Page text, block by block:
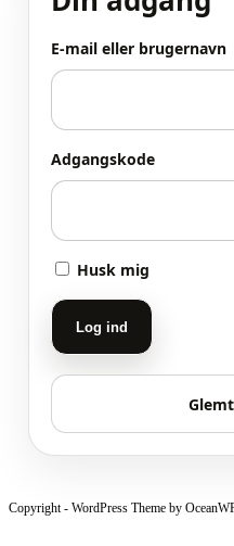
E-mail eller brugernavn
Adgangskode
Husk mig
Log ind
Copyright - WordPress Theme by